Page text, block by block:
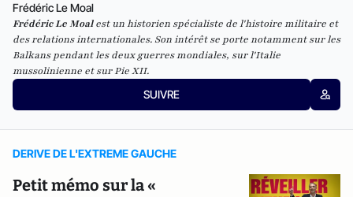
Frédéric Le Moal
Frédéric Le Moalest un historien spécialiste de l'histoire militaire et
des relations internationales. Son intérêt se porte notamment sur les
Balkans pendant les deux guerres mondiales, sur l'Italie
mussolinienne et sur Pie XII.
SUIVRE
DERIVE DE L'EXTREME GAUCHE
Petit mémo sur la «